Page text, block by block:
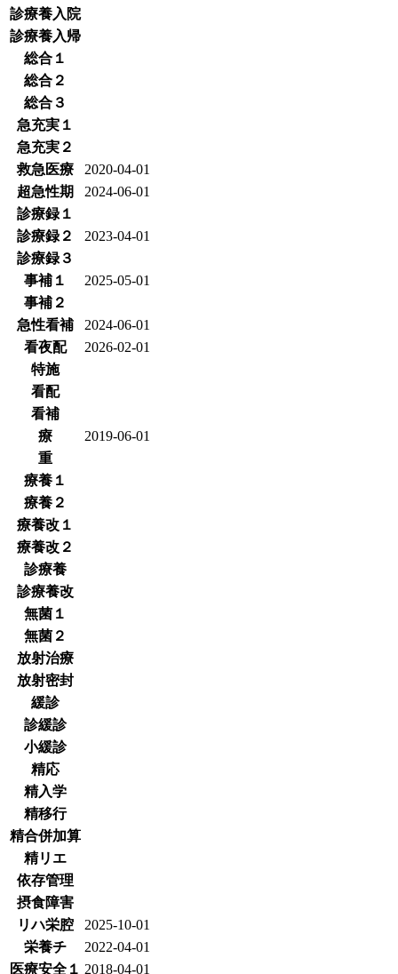
診療養入院
診療養入帰
総合１
総合２
総合３
急充実１
急充実２
救急医療
2020-04-01
超急性期
2024-06-01
診療録１
診療録２
2023-04-01
診療録３
事補１
2025-05-01
事補２
急性看補
2024-06-01
看夜配
2026-02-01
特施
看配
看補
療
2019-06-01
重
療養１
療養２
療養改１
療養改２
診療養
診療養改
無菌１
無菌２
放射治療
放射密封
緩診
診緩診
小緩診
精応
精入学
精移行
精合併加算
精リエ
依存管理
摂食障害
リハ栄腔
2025-10-01
栄養チ
2022-04-01
医療安全１ 2018-04-01